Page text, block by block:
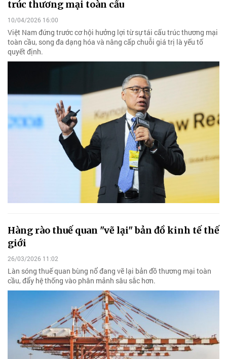
trúc thương mại toàn cầu
10/04/2026 16:00
Việt Nam đứng trước cơ hội hưởng lợi từ sự tái cấu trúc thương mại
toàn cầu, song đa dạng hóa và nâng cấp chuỗi giá trị là yếu tố
quyết định.
Hàng rào thuế quan "vẽ lại" bản đồ kinh tế thế
giới
26/03/2026 11:02
Làn sóng thuế quan bùng nổ đang vẽ lại bản đồ thương mại toàn
cầu, đẩy hệ thống vào phân mảnh sâu sắc hơn.